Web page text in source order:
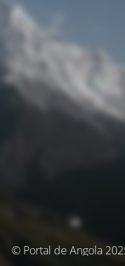
© Portal de Angola